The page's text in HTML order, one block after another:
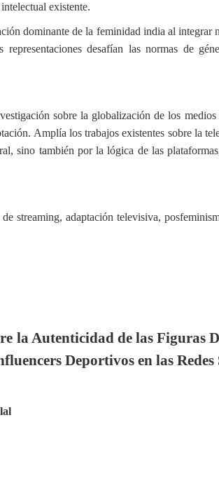
existente.
dominante de la feminidad india al
desafían las normas de
sobre la globalización de los
Amplía los trabajos existentes sobre la
sino también por la lógica de las
streaming, adaptación televisiva,
la Autenticidad de las
Deportivos en las Redes